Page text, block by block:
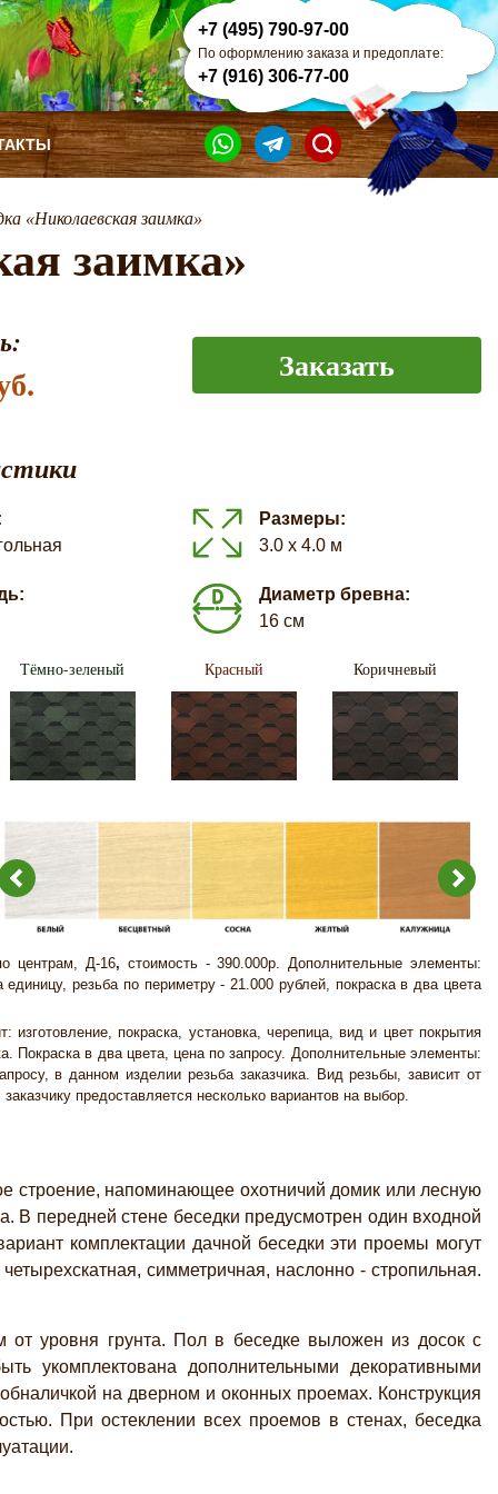
+7 (495) 790-97-00
По оформлению заказа и предоплате:
+7 (916) 306-77-00
«Николаевская заимка»
заимка»
Заказать
Размеры:
3.0 х 4.0 м
Диаметр бревна:
16 см
Тёмно-зеленый Красный Коричневый
центрам, Д-16, стоимость - 390.000р. Дополнительные элементы:
единицу, резьба по периметру - 21.000 рублей, покраска в два цвета
изготовление, покраска, установка, черепица, вид и цвет покрытия
Покраска в два цвета, цена по запросу. Дополнительные элементы:
в данном изделии резьба заказчика. Вид резьбы, зависит от
предоставляется несколько вариантов на выбор.
строение, напоминающее охотничий домик или лесную
В передней стене беседки предусмотрен один входной
комплектации дачной беседки эти проемы могут
симметричная, наслонно - стропильная.
уровня грунта. Пол в беседке выложен из досок с
укомплектована дополнительными декоративными
на дверном и оконных проемах. Конструкция
При остеклении всех проемов в стенах, беседка